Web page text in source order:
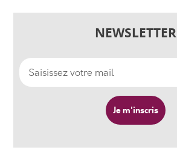
NEWSLETTER